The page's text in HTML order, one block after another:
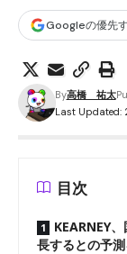
Googleの優先
Last Updated:
By高橋 祐太
目次
KEARNEY
長するとの予